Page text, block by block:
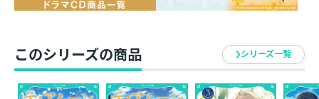
書籍・漫画・キャラクターデザインなどで活動中。
このシリーズの商品 シリーズ一覧